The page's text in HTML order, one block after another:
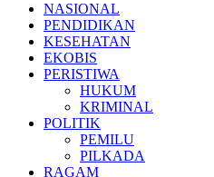
NASIONAL
PENDIDIKAN
KESEHATAN
EKOBIS
PERISTIWA
HUKUM
KRIMINAL
POLITIK
PEMILU
PILKADA
RAGAM